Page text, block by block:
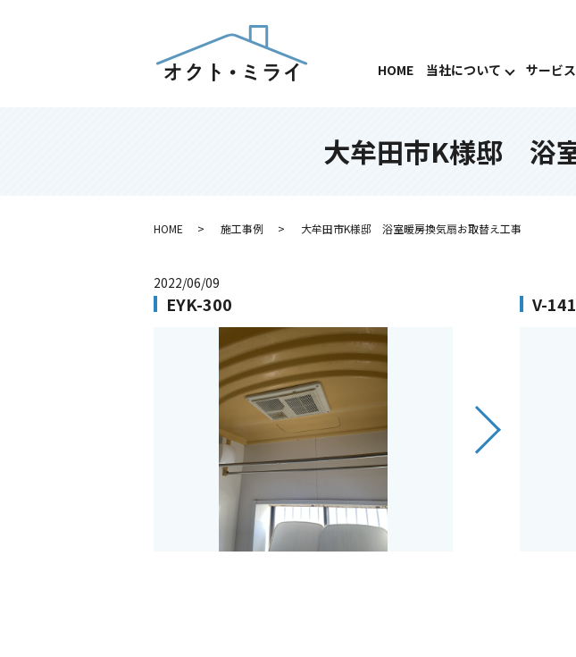
HOME 当社について サービス
大牟田市K様邸 浴
HOME 施工事例 大牟田市K様邸 浴室暖房換気扇お取替え工事
2022/06/09
EYK-300 V-